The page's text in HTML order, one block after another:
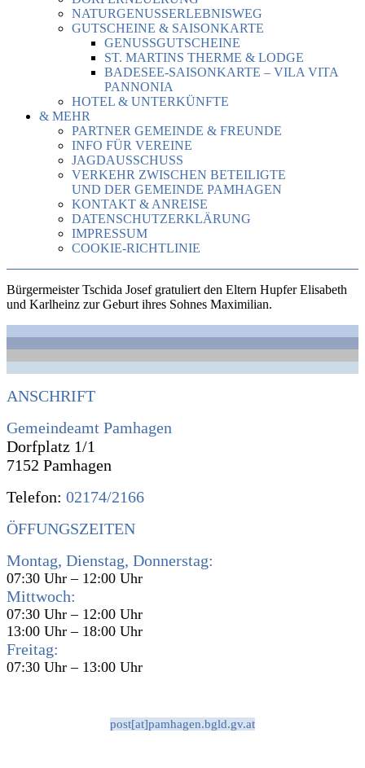
NATURGENUSSERLEBNISWEG
GUTSCHEINE & SAISONKARTE
GENUSSGUTSCHEINE
ST. MARTINS THERME & LODGE
BADESEE-SAISONKARTE – VILA VITA
PANNONIA
HOTEL & UNTERKÜNFTE
& MEHR
PARTNER GEMEINDE & FREUNDE
INFO FÜR VEREINE
JAGDAUSSCHUSS
VERKEHR ZWISCHEN BETEILIGTE
UND DER GEMEINDE PAMHAGEN
KONTAKT & ANREISE
DATENSCHUTZERKLÄRUNG
IMPRESSUM
COOKIE-RICHTLINIE
Bürgermeister Tschida Josef gratuliert den Eltern Hupfer Elisabeth
und Karlheinz zur Geburt ihres Sohnes Maximilian.
ANSCHRIFT
Gemeindeamt Pamhagen
Dorfplatz 1/1
7152 Pamhagen
Telefon: 02174/2166
ÖFFUNGSZEITEN
Montag, Dienstag, Donnerstag:
07:30 Uhr – 12:00 Uhr
Mittwoch:
07:30 Uhr – 12:00 Uhr
13:00 Uhr – 18:00 Uhr
Freitag:
07:30 Uhr – 13:00 Uhr
post[at]pamhagen.bgld.gv.at